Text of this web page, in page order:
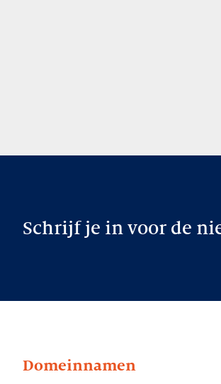
Schrijf je in voor de
Domeinnamen